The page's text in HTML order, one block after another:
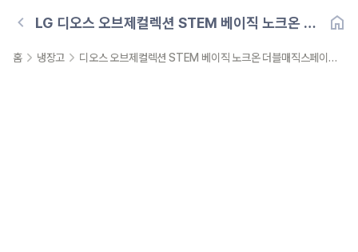
LG 디오스 오브제컬렉션 STEM 베이직 노크온 더
홈 냉장고 디오스 오브제컬렉션 STEM 베이직 노크온 더블매직스페이스 냉장고 854L (스톤패널)